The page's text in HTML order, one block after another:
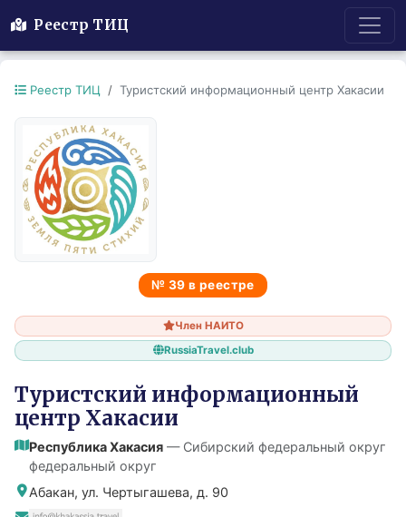
Реестр ТИЦ
Реестр ТИЦ Туристский информационный центр Хакасии
№ 39 в реестре
Член НАИТО
RussiaTravel.club
Туристский информационный
центр Хакасии
Республика Хакасия — Сибирский федеральный округ
федеральный округ
Абакан, ул. Чертыгашева, д. 90